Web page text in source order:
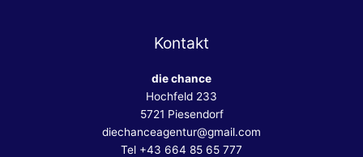
Kontakt
die chance
Hochfeld 233
5721 Piesendorf
diechanceagentur@gmail.com
Tel +43 664 85 65 777